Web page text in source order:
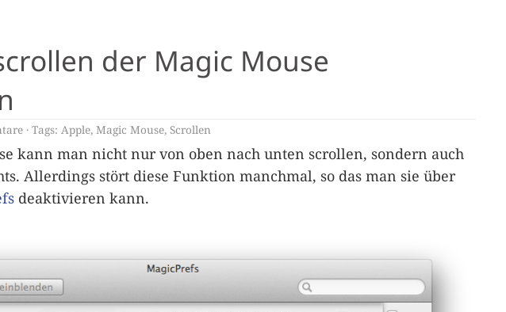
der Magic Mouse
Tags: Apple, Magic Mouse, Scrollen
kann man nicht nur von oben nach unten scrollen, sondern auch
Allerdings stört diese Funktion manchmal, so das man sie über
deaktivieren kann.